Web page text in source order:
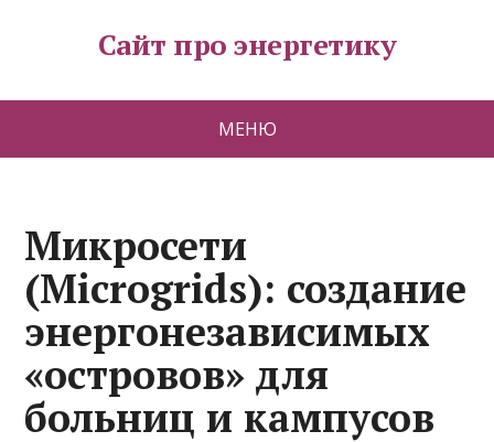
Сайт про энергетику
МЕНЮ
Микросети
(Microgrids): создание
энергонезависимых
«островов» для
больниц и кампусов